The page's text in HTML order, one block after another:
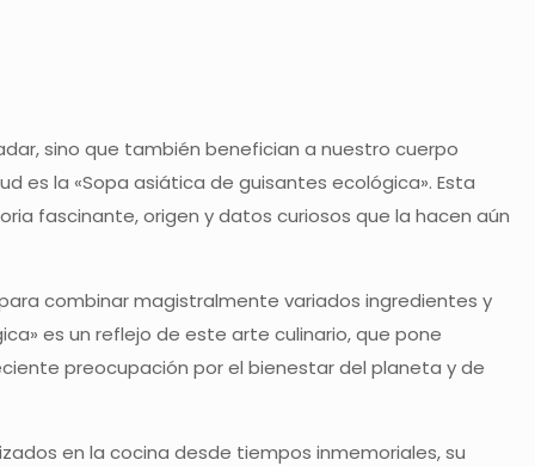
sino que también benefician a nuestro cuerpo
es la «Sopa asiática de guisantes ecológica». Esta
fascinante, origen y datos curiosos que la hacen aún
combinar magistralmente variados ingredientes y
es un reflejo de este arte culinario, que pone
preocupación por el bienestar del planeta y de
en la cocina desde tiempos inmemoriales, su